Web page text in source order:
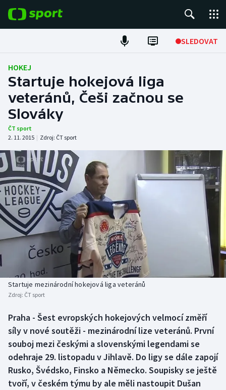
SLEDOVAT
Fotbal
Hokej
Tenis
Atletika
Cyklistika
DALŠÍ SPORTY
Americký fotbal
Baseball a softbal
Basketbal
Biatlon
Box
Curling
Dostihy
NEPŘEHLÉDNĚTE
Soutěže
Historické návraty
Aplikace ČT sport
HOKEJ
Startuje hokejová liga
veteránů, Češi začnou se
Slováky
ČT sport
2. 11. 2015 | Zdroj: ČT sport
Startuje mezinárodní hokejová liga veteránů
Zdroj: ČT sport
Praha - Šest evropských hokejových velmocí změří
síly v nové soutěži - mezinárodní lize veteránů. První
souboj mezi českými a slovenskými legendami se
odehraje 29. listopadu v Jihlavě. Do ligy se dále zapojí
Rusko, Švédsko, Finsko a Německo. Soupisky se ještě
tvoří, v českém týmu by ale měli nastoupit Dušan